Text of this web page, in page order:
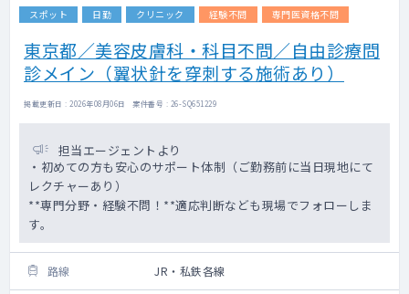
スポット 日勤 クリニック 経験不問 専門医資格不問
東京都／美容皮膚科・科目不問／自由診療問
診メイン（翼状針を穿刺する施術あり）
掲載更新日 : 2026年08月06日 案件番号 : 26-SQ651229
担当エージェントより
・初めての方も安心のサポート体制（ご勤務前に当日現地にて
レクチャーあり）
**専門分野・経験不問！**適応判断なども現場でフォローしま
す。
路線 JR・私鉄各線